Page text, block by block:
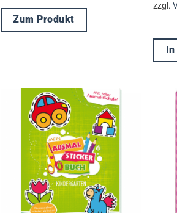
Zum Produkt
mehrere
Varianten
Optionen
zzgl.